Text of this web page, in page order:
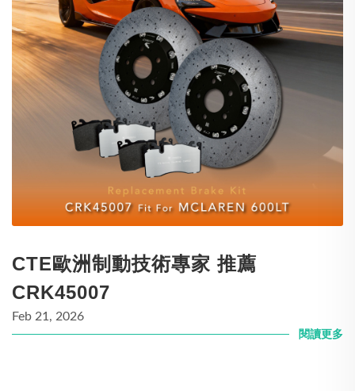
CTE歐洲制動技術專家 推薦
CRK45007
Feb 21, 2026
閱讀更多